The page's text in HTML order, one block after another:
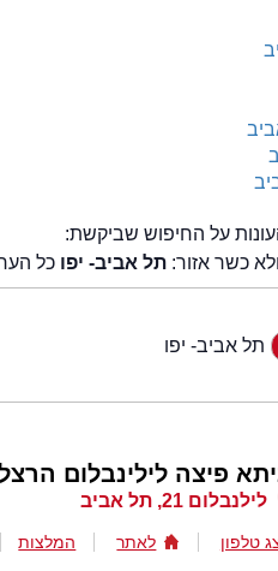
על החיפוש שביקשת:
כשר אזור: תל אביב- יפו כל
תל אביב- יפו
פיצה לילינבלום
לילנבלום 21, תל אביב
טלפון לאתר המלצות